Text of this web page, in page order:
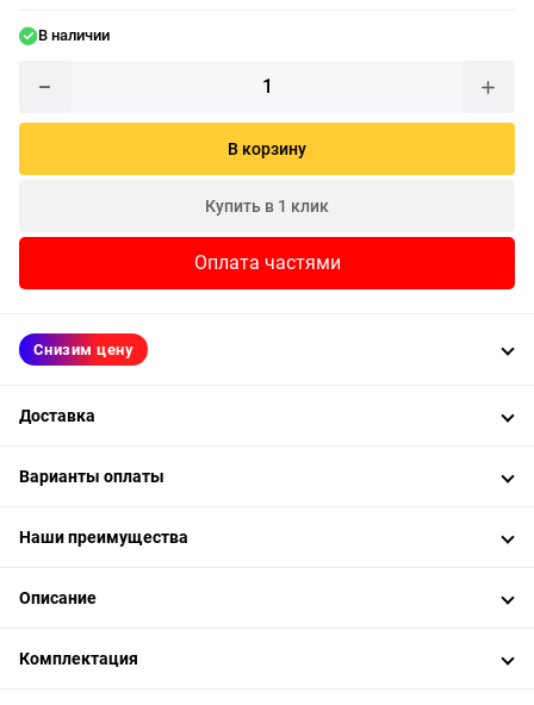
В наличии
В корзину
Купить в 1 клик
Оплата частями
Снизим цену
Доставка
Варианты оплаты
Наши преимущества
Описание
Комплектация